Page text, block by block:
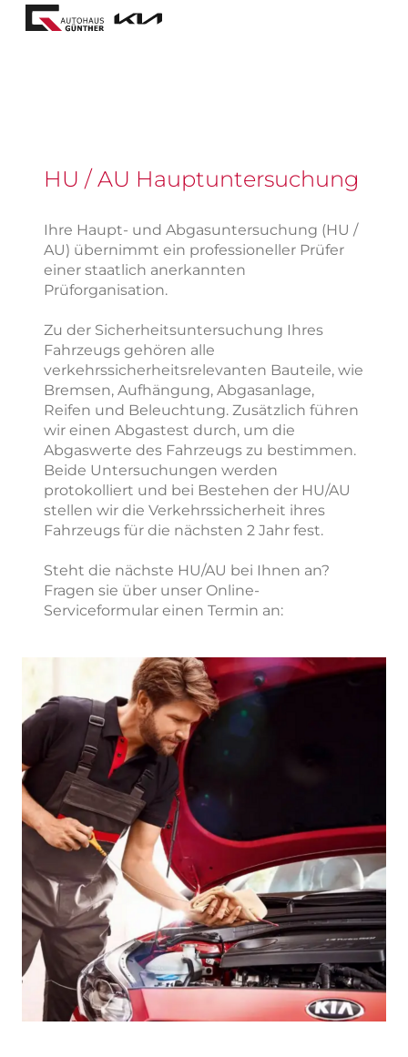
HU / AU Hauptuntersuchung
Ihre Haupt- und Abgasuntersuchung (HU /
AU) übernimmt ein professioneller Prüfer
einer staatlich anerkannten
Prüforganisation.
Zu der Sicherheitsuntersuchung Ihres
Fahrzeugs gehören alle
verkehrssicherheitsrelevanten Bauteile, wie
Bremsen, Aufhängung, Abgasanlage,
Reifen und Beleuchtung. Zusätzlich führen
wir einen Abgastest durch, um die
Abgaswerte des Fahrzeugs zu bestimmen.
Beide Untersuchungen werden
protokolliert und bei Bestehen der HU/AU
stellen wir die Verkehrssicherheit ihres
Fahrzeugs für die nächsten 2 Jahr fest.
Steht die nächste HU/AU bei Ihnen an?
Fragen sie über unser Online-
Serviceformular einen Termin an: